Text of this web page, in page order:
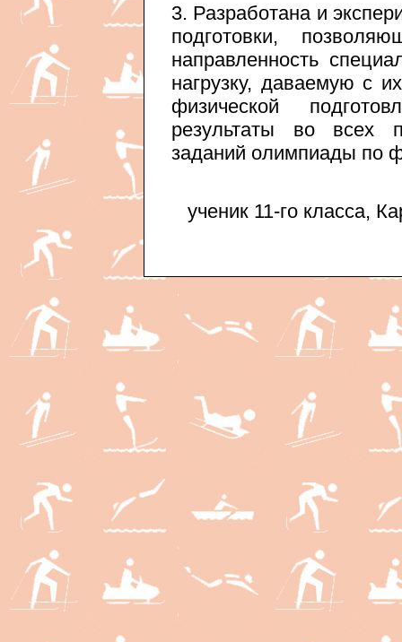
3. Разработана и
подготовки,
направленность
нагрузку, даваемую с
физической
результаты во всех
заданий олимпиады по
ученик 11-го класса,